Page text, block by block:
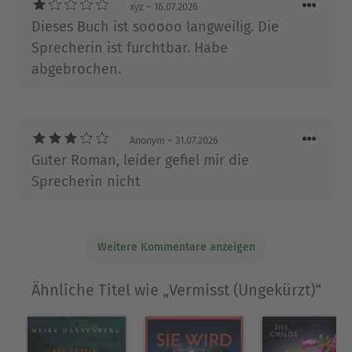
Ausblenden
xyz – 16.07.2026
Dieses Buch ist sooooo langweilig. Die
Sprecherin ist furchtbar. Habe
abgebrochen.
Anonym – 31.07.2026
Guter Roman, leider gefiel mir die
Sprecherin nicht
Weitere Kommentare anzeigen
Ähnliche Titel wie „Vermisst (Ungekürzt)“